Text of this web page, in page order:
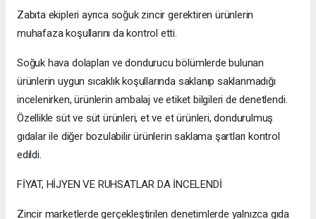
Zabıta ekipleri ayrıca soğuk zincir gerektiren ürünlerin
muhafaza koşullarını da kontrol etti.
Soğuk hava dolapları ve dondurucu bölümlerde bulunan
ürünlerin uygun sıcaklık koşullarında saklanıp saklanmadığı
incelenirken, ürünlerin ambalaj ve etiket bilgileri de denetlendi.
Özellikle süt ve süt ürünleri, et ve et ürünleri, dondurulmuş
gıdalar ile diğer bozulabilir ürünlerin saklama şartları kontrol
edildi.
FİYAT, HİJYEN VE RUHSATLAR DA İNCELENDİ
Zincir marketlerde gerçekleştirilen denetimlerde yalnızca gıda